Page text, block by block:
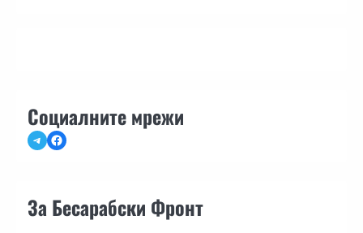
Социалните мрежи
TelegramFacebook
За Бесарабски Фронт